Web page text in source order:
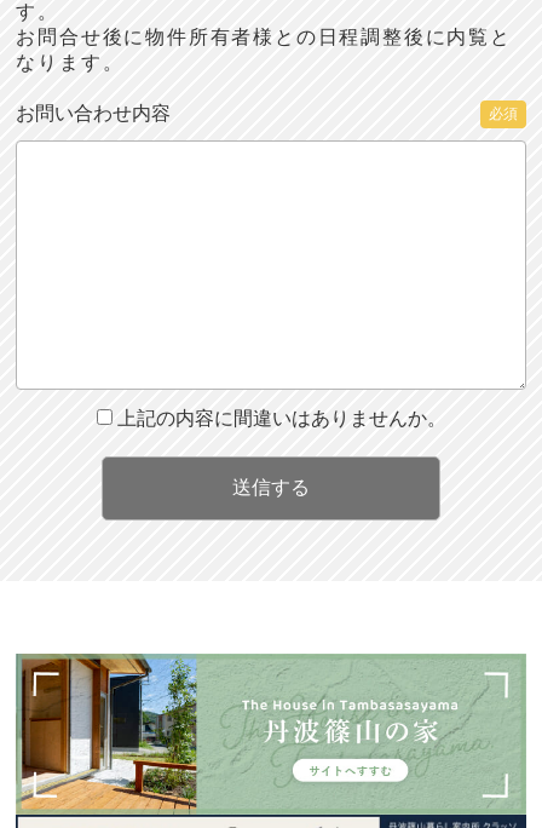
す。
お問合せ後に物件所有者様との日程調整後に内覧と
なります。
お問い合わせ内容 必須
上記の内容に間違いはありませんか。